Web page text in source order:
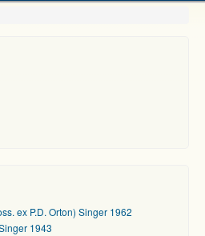
ex P.D. Orton) Singer 1962
1943